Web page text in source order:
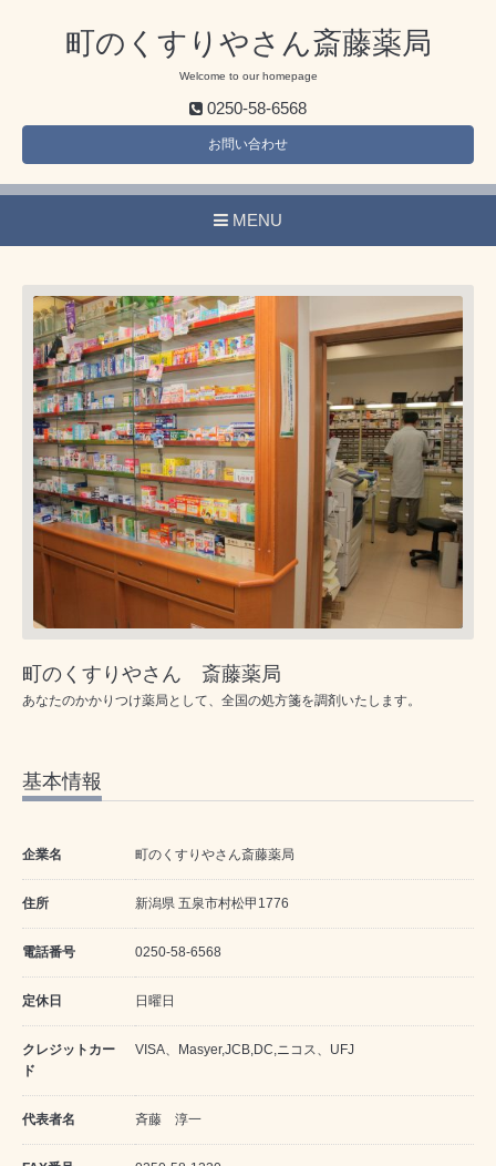
町のくすりやさん斎藤薬局
Welcome to our homepage
0250-58-6568
お問い合わせ
MENU
町のくすりやさん 斎藤薬局
あなたのかかりつけ薬局として、全国の処方箋を調剤いたします。
基本情報
企業名 町のくすりやさん斎藤薬局
住所 新潟県 五泉市村松甲1776
電話番号 0250-58-6568
定休日 日曜日
クレジットカー
ド
VISA、Masyer,JCB,DC,ニコス、UFJ
代表者名 斉藤 淳一